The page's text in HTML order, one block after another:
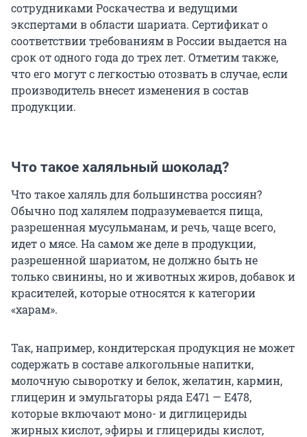
сотрудниками Роскачества и ведущими
экспертами в области шариата. Сертификат о
соответствии требованиям в России выдается на
срок от одного года до трех лет. Отметим также,
что его могут с легкостью отозвать в случае, если
производитель внесет изменения в состав
продукции.
Что такое халяльный шоколад?
Что такое халяль для большинства россиян?
Обычно под халялем подразумевается пища,
разрешенная мусульманам, и речь, чаще всего,
идет о мясе. На самом же деле в продукции,
разрешенной шариатом, не должно быть не
только свинины, но и животных жиров, добавок и
красителей, которые относятся к категории
«харам».
Так, например, кондитерская продукция не может
содержать в составе алкогольные напитки,
молочную сыворотку и белок, желатин, кармин,
глицерин и эмульгаторы ряда Е471 — Е478,
которые включают моно- и диглицериды
жирных кислот, эфиры и глицериды кислот,